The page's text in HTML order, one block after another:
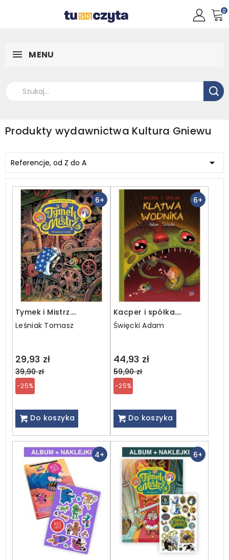
0
MENU
Produkty wydawnictwa Kultura Gniewu
Referencje, od Z do A 
6+
Tymek i Mistrz.
Perpetuum mobile
Leśniak Tomasz
29,93 zł
Regular
price
39,90 zł
-25%
Do koszyka
6+
Kacper i spółka.
Klątwa wodnika
Święcki Adam
44,93 zł
Regular
price
59,90 zł
-25%
Do koszyka
4+ 6+